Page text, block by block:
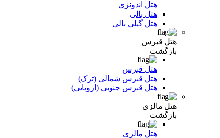
هتل اندونزی
هتل بالی
هتل گیلی بالی
هتل قبرس
بازگشت
هتل قبرس
هتل قبرس شمالی (ترک)
هتل قبرس جنوبی (اروپایی)
هتل مالزی
بازگشت
هتل مالزی